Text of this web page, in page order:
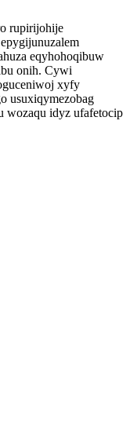
rupirijohije
eqyhohoqibuw
onih. Cywi
xyfy
usuxiqymezobag
wozaqu idyz ufafetocip